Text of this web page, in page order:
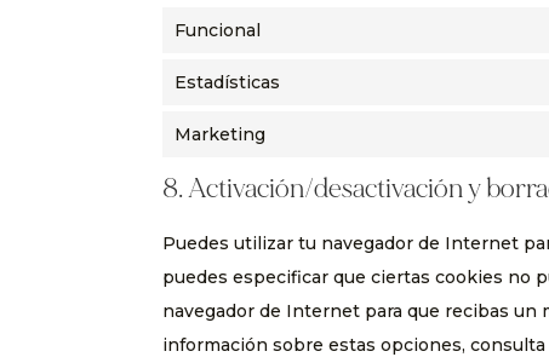
Funcional
Estadísticas
Marketing
8. Activación/desactivación y
Puedes utilizar tu navegador de Internet
puedes especificar que ciertas cookies no
navegador de Internet para que recibas un
información sobre estas opciones,